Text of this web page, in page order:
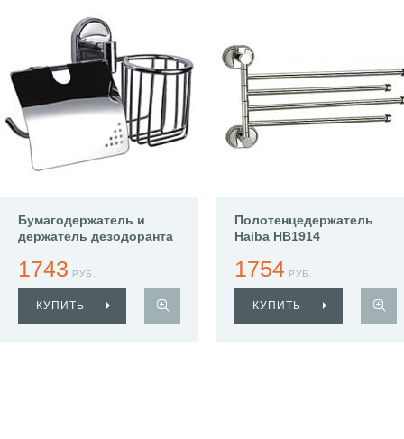
Бумагодержатель и
держатель дезодоранта
1743 РУБ.
КУПИТЬ
Полотенцедержатель
Haiba HB1914
1754 РУБ.
КУПИТЬ